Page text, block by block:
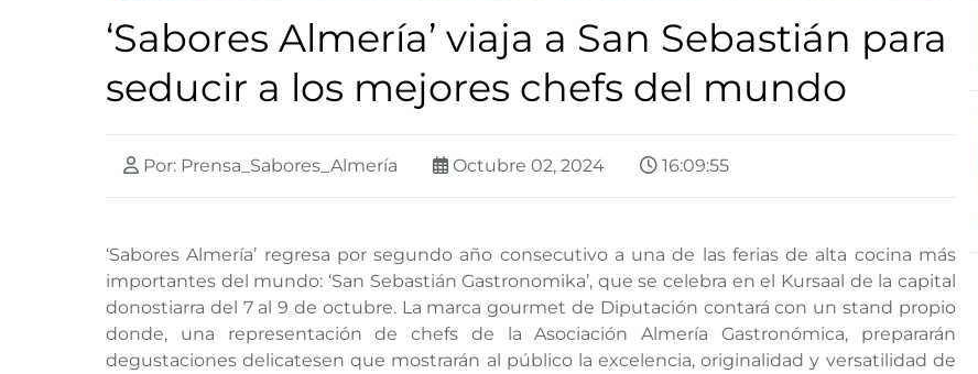
‘Sabores Almería’ viaja a San Sebastián para
seducir a los mejores chefs del mundo
Por: Prensa_Sabores_Almería Octubre 02, 2024 16:09:55
‘Sabores Almería’ regresa por segundo año consecutivo a una de las ferias de alta cocina más
importantes del mundo: ‘San Sebastián Gastronomika’, que se celebra en el Kursaal de la capital
donostiarra del 7 al 9 de octubre. La marca gourmet de Diputación contará con un stand propio
donde, una representación de chefs de la Asociación Almería Gastronómica, prepararán
degustaciones delicatesen que mostrarán al público la excelencia, originalidad y versatilidad de